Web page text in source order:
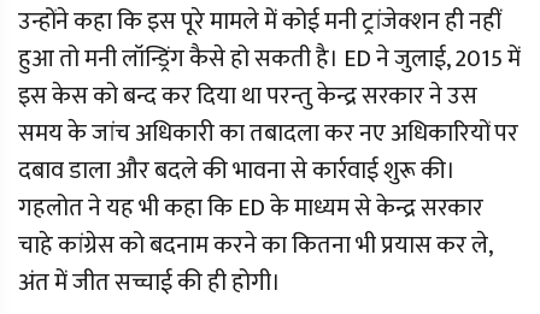
उन्होंने कहा कि इस पूरे मामले में कोई मनी ट्रांजेक्शन ही नहीं
हुआ तो मनी लॉन्ड्रिंग कैसे हो सकती है। ED ने जुलाई, 2015 में
इस केस को बन्द कर दिया था परन्तु केन्द्र सरकार ने उस
समय के जांच अधिकारी का तबादला कर नए अधिकारियों पर
दबाव डाला और बदले की भावना से कार्रवाई शुरू की।
गहलोत ने यह भी कहा कि ED के माध्यम से केन्द्र सरकार
चाहे कांग्रेस को बदनाम करने का कितना भी प्रयास कर ले,
अंत में जीत सच्चाई की ही होगी।